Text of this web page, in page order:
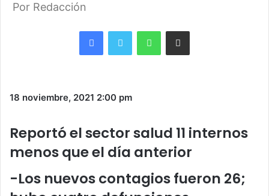
Por Redacción
FacebookTwitter WhatsAppShare via Email
18 noviembre, 2021 2:00 pm
Reportó el sector salud 11 internos
menos que el día anterior
-Los nuevos contagios fueron 26;